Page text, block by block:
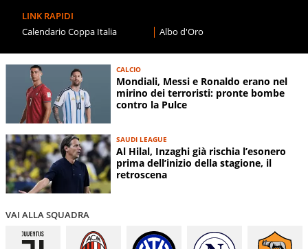
CALCIO
Mondiali, Messi e Ronaldo erano nel
mirino dei terroristi: pronte bombe
contro la Pulce
SAUDI LEAGUE
Al Hilal, Inzaghi già rischia l’esonero
prima dell’inizio della stagione, il
retroscena
LINK RAPIDI
Calendario Coppa Italia
Albo d'Oro
VAI ALLA SQUADRA